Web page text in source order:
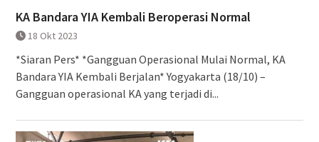
KA Bandara YIA Kembali Beroperasi Normal
18 Okt 2023
*Siaran Pers* *Gangguan Operasional Mulai Normal, KA
Bandara YIA Kembali Berjalan* Yogyakarta (18/10) –
Gangguan operasional KA yang terjadi di...